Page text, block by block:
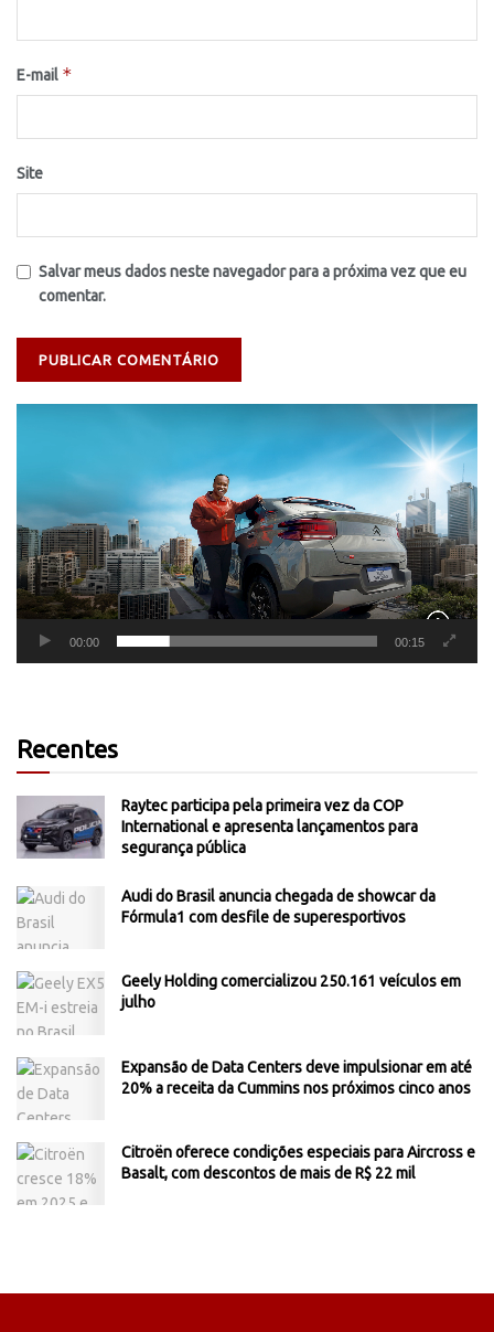
E-mail *
Site
Salvar meus dados neste navegador para a próxima vez que eu
comentar.
00:00 00:15
Recentes
Raytec participa pela primeira vez da COP
International e apresenta lançamentos para
segurança pública
Audi do Brasil anuncia chegada de showcar da
Fórmula1 com desfile de superesportivos
Geely Holding comercializou 250.161 veículos em
julho
Expansão de Data Centers deve impulsionar em até
20% a receita da Cummins nos próximos cinco anos
Citroën oferece condições especiais para Aircross e
Basalt, com descontos de mais de R$ 22 mil